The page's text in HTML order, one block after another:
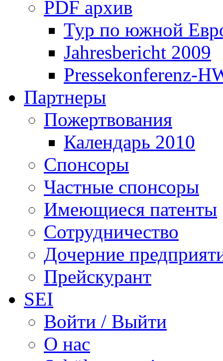
PDF архив
Тур по южной
Jahresbericht 2009
Pressekonferenz-
Партнеры
Пожертвования
Календарь 2010
Спонсоры
Частные спонсоры
Имеющиеся патенты
Сотрудничество
Дочерние
Прейскурант
SEI
Войти / Выйти
О нас